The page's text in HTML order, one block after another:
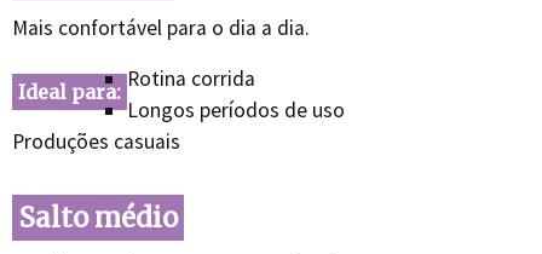
Mais confortável para o dia a dia.
Ideal para: Rotina corrida
Longos períodos de uso
Produções casuais
Salto médio